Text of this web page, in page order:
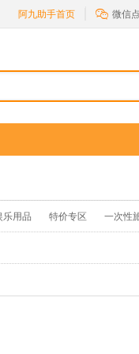
阿九助手首页  微信
乐用品 特价专区 一次性